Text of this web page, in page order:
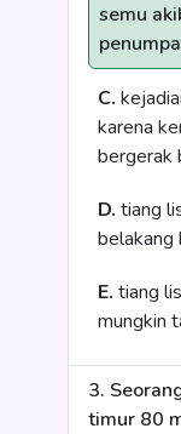
semu
C.
karena
bergerak
D. tiang
belakang
E. tiang
mungkin
3.
timur 80